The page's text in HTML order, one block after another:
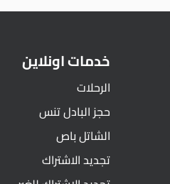
خدمات اونلاين
الرحلات
حجز البادل تنس
الشاتل باص
تجديد الاشتراك